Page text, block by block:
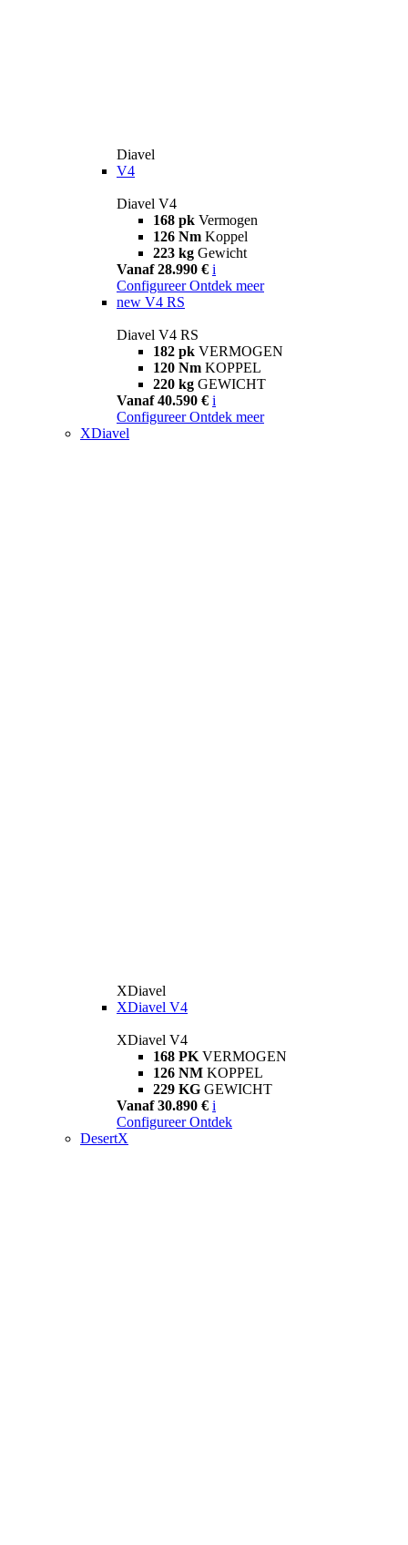
Diavel
V4
Diavel V4
168 pk Vermogen
126 Nm Koppel
223 kg Gewicht
Vanaf 28.990 € i
Configureer Ontdek meer
new V4 RS
Diavel V4 RS
182 pk VERMOGEN
120 Nm KOPPEL
220 kg GEWICHT
Vanaf 40.590 € i
Configureer Ontdek meer
XDiavel
XDiavel
XDiavel V4
XDiavel V4
168 PK VERMOGEN
126 NM KOPPEL
229 KG GEWICHT
Vanaf 30.890 € i
Configureer Ontdek
DesertX